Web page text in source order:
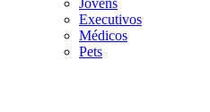
Jovens
Executivos
Médicos
Pets